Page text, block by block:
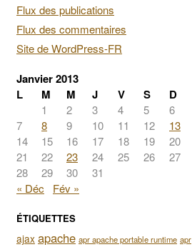
Flux des publications
Flux des commentaires
Site de WordPress-FR
Janvier 2013
L
M M J V S D
1 2 3 4 5
6
7
8 9 10 11 12
13
14
15 16 17 18 19
20
21
22 23 24 25 26
27
28
29 30
31
« Déc
Fév »
ÉTIQUETTES
ajax apache apr apache portable runtime apr